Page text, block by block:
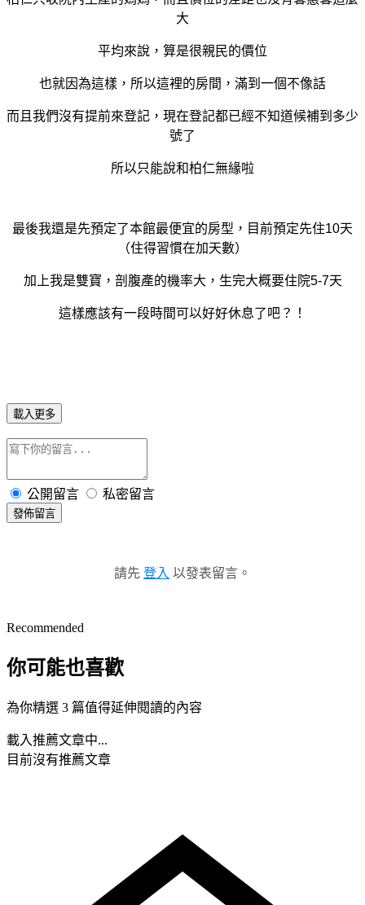
大
平均來說，算是很親民的價位
也就因為這樣，所以這裡的房間，滿到一個不像話
而且我們沒有提前來登記，現在登記都已經不知道候補到多少
號了
所以只能說和柏仁無緣啦
最後我還是先預定了本館最便宜的房型，目前預定先住10天
（住得習慣在加天數）
加上我是雙寶，剖腹產的機率大，生完大概要住院5-7天
這樣應該有一段時間可以好好休息了吧？！
載入更多
公開留言 私密留言
發佈留言
請先 登入 以發表留言。
Recommended
你可能也喜歡
為你精選 3 篇值得延伸閱讀的內容
載入推薦文章中...
目前沒有推薦文章